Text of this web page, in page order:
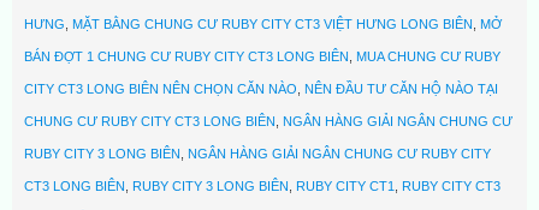
HƯNG MẶT BẰNG CHUNG CƯ RUBY CITY CT3 VIỆT HƯNG LONG BIÊN MỞ
BÁN ĐỢT 1 CHUNG CƯ RUBY CITY CT3 LONG BIÊN MUA CHUNG CƯ RUBY
CITY CT3 LONG BIÊN NÊN CHỌN CĂN NÀO NÊN ĐẦU TƯ CĂN HỘ NÀO TẠI
CHUNG CƯ RUBY CITY CT3 LONG BIÊN NGÂN HÀNG GIẢI NGÂN CHUNG CƯ
RUBY CITY 3 LONG BIÊN NGÂN HÀNG GIẢI NGÂN CHUNG CƯ RUBY CITY
CT3 LONG BIÊN RUBY CITY 3 LONG BIÊN RUBY CITY CT1 RUBY CITY CT3